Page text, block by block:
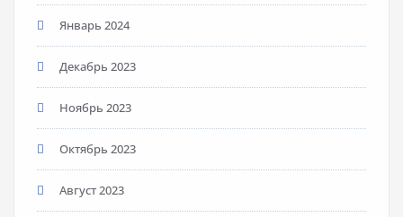
Январь 2024
Декабрь 2023
Ноябрь 2023
Октябрь 2023
Август 2023